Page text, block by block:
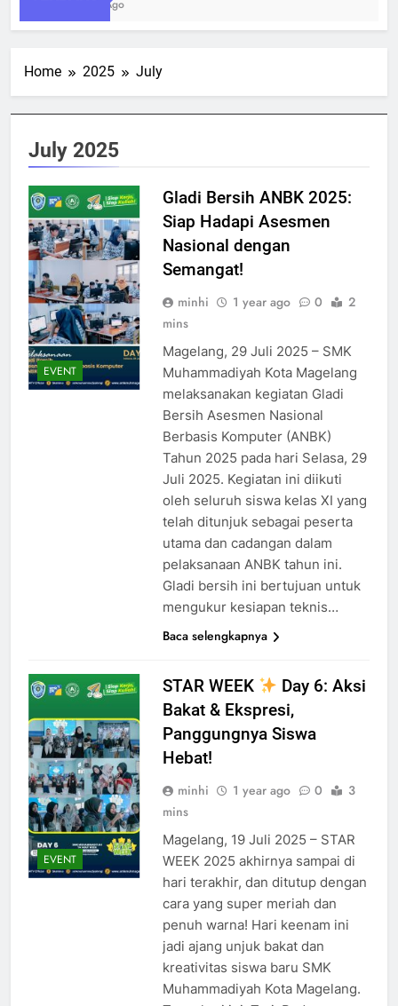
1 Week Ago
Home 2025 July
July 2025
EVENT
Gladi Bersih ANBK 2025:
Siap Hadapi Asesmen
Nasional dengan
Semangat!
minhi 1 year ago 0
2
mins
Magelang, 29 Juli 2025 – SMK
Muhammadiyah Kota Magelang
melaksanakan kegiatan Gladi
Bersih Asesmen Nasional
Berbasis Komputer (ANBK)
Tahun 2025 pada hari Selasa, 29
Juli 2025. Kegiatan ini diikuti
oleh seluruh siswa kelas XI yang
telah ditunjuk sebagai peserta
utama dan cadangan dalam
pelaksanaan ANBK tahun ini.
Gladi bersih ini bertujuan untuk
mengukur kesiapan teknis…
Baca selengkapnya
EVENT
STAR WEEK
Day 6: Aksi
Bakat & Ekspresi,
Panggungnya Siswa
Hebat!
minhi 1 year ago 0
3
mins
Magelang, 19 Juli 2025 – STAR
WEEK 2025 akhirnya sampai di
hari terakhir, dan ditutup dengan
cara yang super meriah dan
penuh warna! Hari keenam ini
jadi ajang unjuk bakat dan
kreativitas siswa baru SMK
Muhammadiyah Kota Magelang.